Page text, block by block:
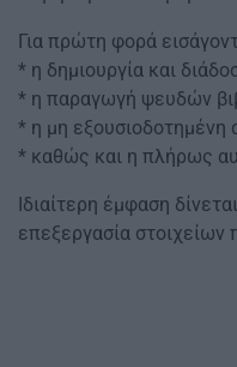
Για πρώτη φορά
* η δημιουργία και
* η παραγωγή ψευδών
* η μη
* καθώς και η πλήρως
Ιδιαίτερη έμφαση
επεξεργασία